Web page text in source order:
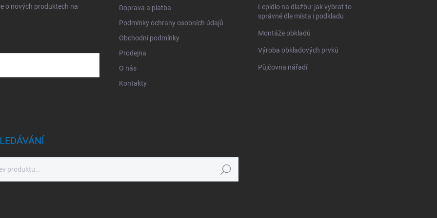
o nových produktech na
Doprava a platba
Podmínky ochrany osobních údajů
Obchodní podmínky
Prodejna
O nás
Kontakty
Lepidlo na dlažbu: jak vybrat to
správné dle místa i podkladu
Montáže obkladů
Výroba obkladových prvků
Půjčovna nářadí
Hledat